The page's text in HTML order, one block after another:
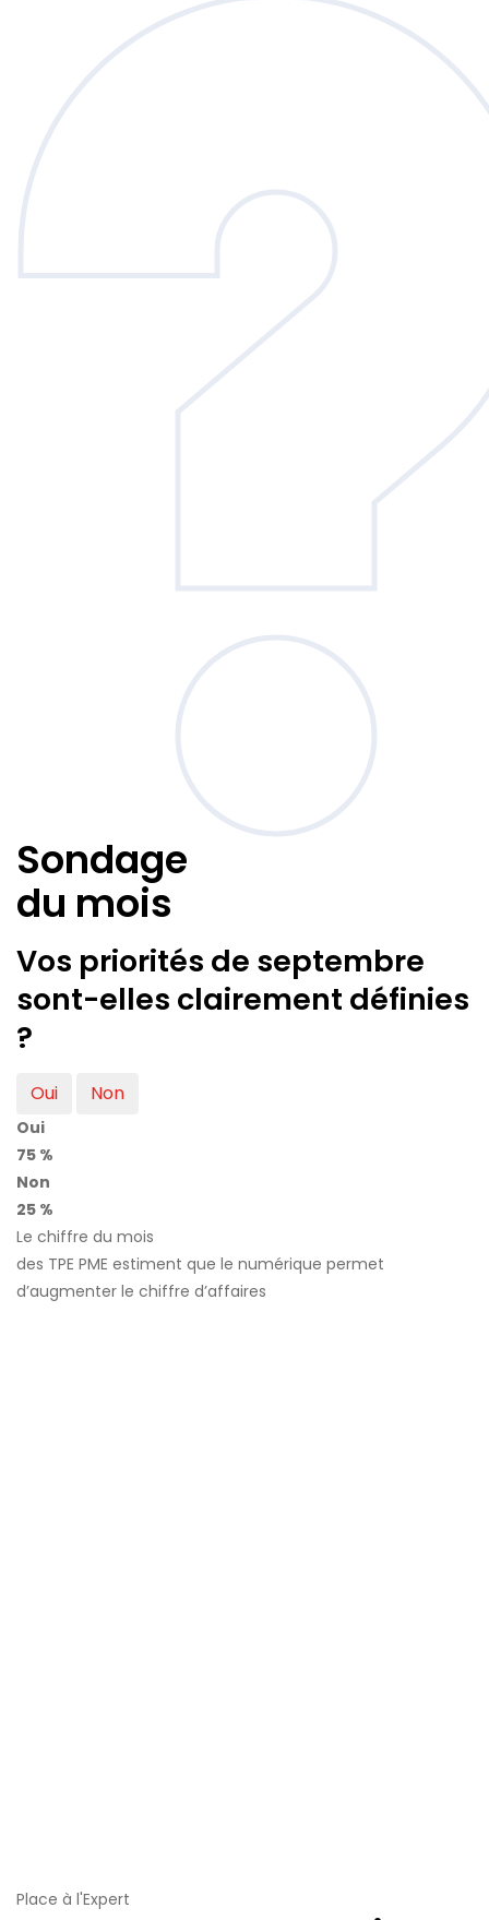
Sondage
du mois
Vos priorités de septembre
sont-elles clairement définies
?
Oui Non
Oui
75 %
Non
25 %
Le chiffre du mois
des TPE PME estiment que le numérique permet
d’augmenter le chiffre d’affaires
Place à l'Expert